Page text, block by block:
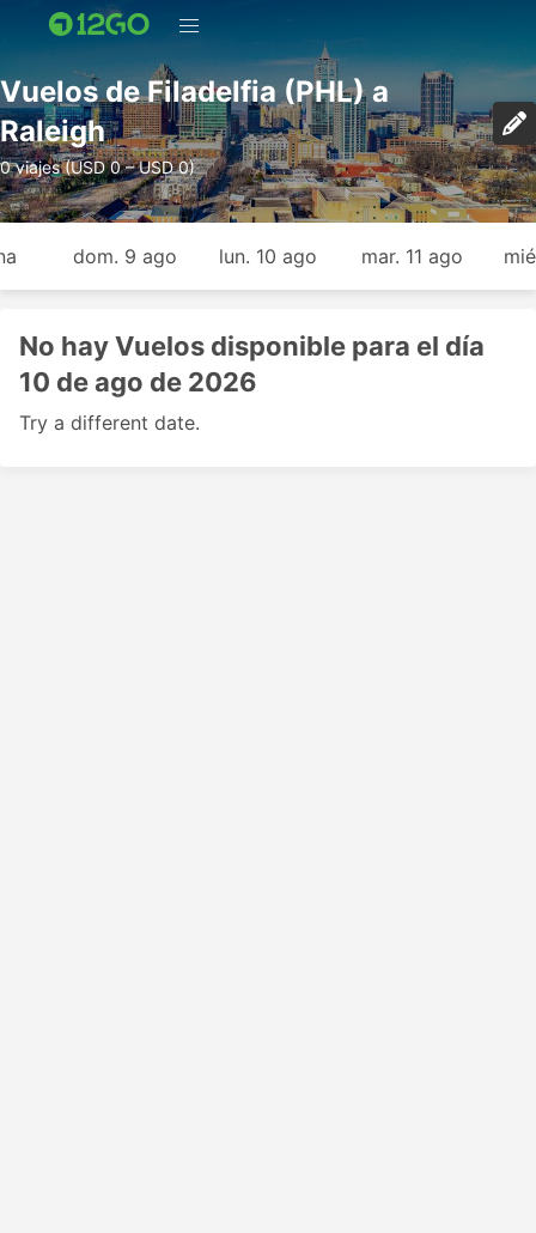
Vuelos de Filadelfia (PHL) a
Raleigh
0 viajes (USD 0 – USD 0)
dom. 9 ago lun. 10 ago mar. 11 ago
No hay Vuelos disponible para el día
10 de ago de 2026
Try a different date.